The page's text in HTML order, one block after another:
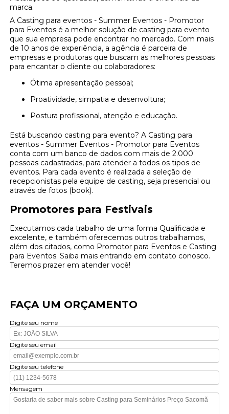
marca.
A Casting para eventos - Summer Eventos - Promotor
para Eventos é a melhor solução de casting para evento
que sua empresa pode encontrar no mercado. Com mais
de 10 anos de experiência, a agência é parceira de
empresas e produtoras que buscam as melhores pessoas
para encantar o cliente ou colaboradores:
Ótima apresentação pessoal;
Proatividade, simpatia e desenvoltura;
Postura profissional, atenção e educação.
Está buscando casting para evento? A Casting para
eventos - Summer Eventos - Promotor para Eventos
conta com um banco de dados com mais de 2.000
pessoas cadastradas, para atender a todos os tipos de
eventos. Para cada evento é realizada a seleção de
recepcionistas pela equipe de casting, seja presencial ou
através de fotos (book).
Promotores para Festivais
Executamos cada trabalho de uma forma Qualificada e
excelente, e também oferecemos outros trabalhamos,
além dos citados, como Promotor para Eventos e Casting
para Eventos. Saiba mais entrando em contato conosco.
Teremos prazer em atender você!
FAÇA UM ORÇAMENTO
Digite seu nome
Digite seu email
Digite seu telefone
Mensagem